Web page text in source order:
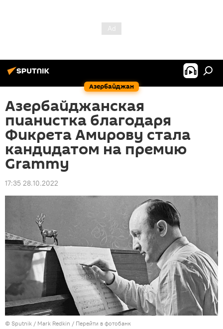
Азербайджан
Азербайджанская
пианистка благодаря
Фикрета Амирову стала
кандидатом на премию
Grammy
17:35 28.10.2022
© Sputnik / Mark Redkin / Перейти в фотобанк